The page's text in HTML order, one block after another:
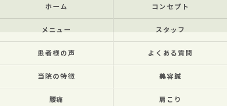
ホーム コンセプト
メニュー スタッフ
患者様の声 よくある質問
当院の特徴 美容鍼
腰痛 肩こり